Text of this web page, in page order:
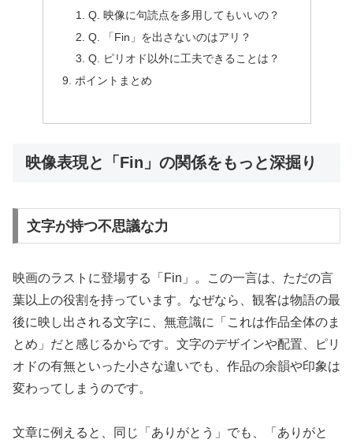
Q. 映像に句読点を多用してもいいの？
Q. 「Fin」を出さないのはアリ？
Q. ピリオド以外に工夫できることは？
ポイントまとめ
映像表現と「Fin」の関係をもっと深掘り
文字が持つ不思議な力
映画のラストに登場する「Fin」。この一言は、ただの言
葉以上の役割を持っています。なぜなら、観客は物語の最
後に映し出される文字に、無意識に「これは作品全体のま
とめ」だと感じるからです。文字のデザインや配置、ピリ
オドの有無といった小さな違いでも、作品の余韻や印象は
変わってしまうのです。
文章に例えると、同じ「ありがとう」でも、「ありがと